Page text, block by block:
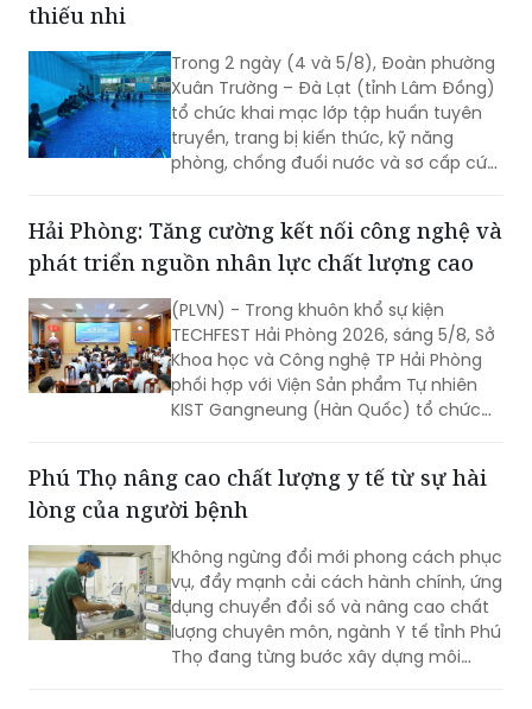
thiếu nhi
Trong 2 ngày (4 và 5/8), Đoàn phường
Xuân Trường – Đà Lạt (tỉnh Lâm Đồng)
tổ chức khai mạc lớp tập huấn tuyên
truyền, trang bị kiến thức, kỹ năng
phòng, chống đuối nước và sơ cấp cứu
Hải Phòng: Tăng cường kết nối công nghệ và
phát triển nguồn nhân lực chất lượng cao
(PLVN) - Trong khuôn khổ sự kiện
TECHFEST Hải Phòng 2026, sáng 5/8, Sở
Khoa học và Công nghệ TP Hải Phòng
phối hợp với Viện Sản phẩm Tự nhiên
KIST Gangneung (Hàn Quốc) tổ chức
nghiệp TP Hải Phòng.
Phú Thọ nâng cao chất lượng y tế từ sự hài
lòng của người bệnh
Không ngừng đổi mới phong cách phục
vụ, đẩy mạnh cải cách hành chính, ứng
dụng chuyển đổi số và nâng cao chất
lượng chuyên môn, ngành Y tế tỉnh Phú
Thọ đang từng bước xây dựng môi